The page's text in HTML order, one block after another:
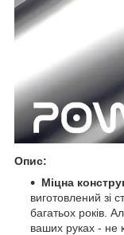
Опис:
Міцна
виготовлений зі
багатьох років.
ваших руках - не